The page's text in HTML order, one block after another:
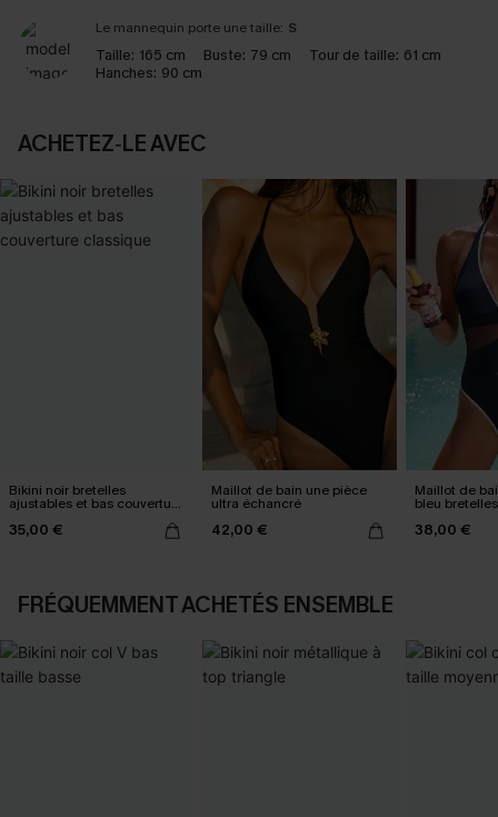
Le mannequin porte une taille: S
Taille: 165 cm Buste: 79 cm Tour de taille: 61 cm
Hanches: 90 cm
ACHETEZ‑LE AVEC
Bikini noir bretelles
ajustables et bas couverture
classique
35,00 €
Maillot de bain une pièce
ultra échancré
42,00 €
Maillot de
bleu
38,00 €
FRÉQUEMMENT ACHETÉS ENSEMBLE